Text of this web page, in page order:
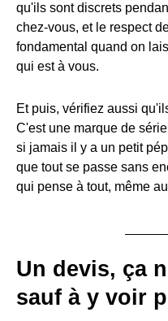
qu'ils sont discrets
chez-vous, et le respect
fondamental quand on
qui est à vous.
Et puis, vérifiez aussi
C'est une marque de
si jamais il y a un petit
que tout se passe sans
qui pense à tout, même
Un devis, ça
sauf à y voir